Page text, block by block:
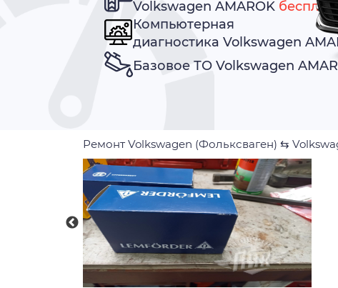
Volkswagen AMAROK
Компьютерная
диагностика Volkswagen
Базовое ТО Volkswagen
Ремонт Volkswagen (Фольксваген) ⇆